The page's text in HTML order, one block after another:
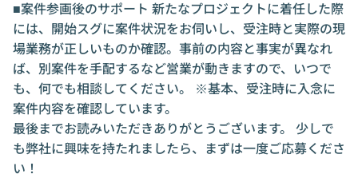
■案件参画後のサポート 新たなプロジェクトに着任した際
には、開始スグに案件状況をお伺いし、受注時と実際の現
場業務が正しいものか確認。事前の内容と事実が異なれ
ば、別案件を手配するなど営業が動きますので、いつで
も、何でも相談してください。 ※基本、受注時に入念に
案件内容を確認しています。
最後までお読みいただきありがとうございます。 少しで
も弊社に興味を持たれましたら、まずは一度ご応募くださ
い！